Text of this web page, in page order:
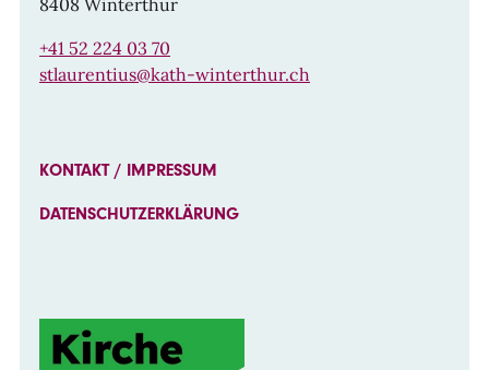
8408 Winterthur
+41 52 224 03 70
stlaurentius@kath-winterthur.ch
KONTAKT / IMPRESSUM
DATENSCHUTZERKLÄRUNG